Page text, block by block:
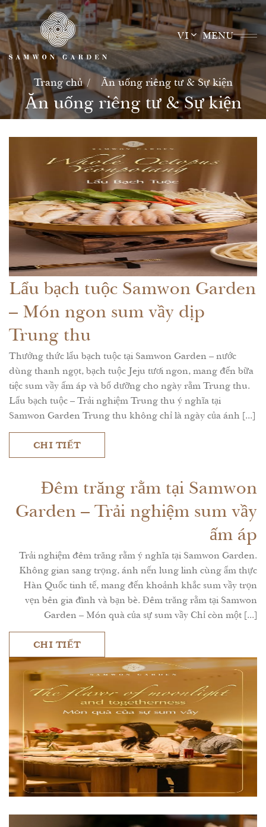
Skip
to
content
VI MENU
Trang chủ Ăn uống riêng tư & Sự kiện
Ăn uống riêng tư & Sự kiện
Lẩu bạch tuộc Samwon Garden
– Món ngon sum vầy dịp
Trung thu
Thưởng thức lẩu bạch tuộc tại Samwon Garden – nước
dùng thanh ngọt, bạch tuộc Jeju tươi ngon, mang đến bữa
tiệc sum vầy ấm áp và bổ dưỡng cho ngày rằm Trung thu.
Lẩu bạch tuộc – Trải nghiệm Trung thu ý nghĩa tại
Samwon Garden Trung thu không chỉ là ngày của ánh [...]
CHI TIẾT
Đêm trăng rằm tại Samwon
Garden – Trải nghiệm sum vầy
ấm áp
Trải nghiệm đêm trăng rằm ý nghĩa tại Samwon Garden.
Không gian sang trọng, ánh nến lung linh cùng ẩm thực
Hàn Quốc tinh tế, mang đến khoảnh khắc sum vầy trọn
vẹn bên gia đình và bạn bè. Đêm trăng rằm tại Samwon
Garden – Món quà của sự sum vầy Chỉ còn một [...]
CHI TIẾT